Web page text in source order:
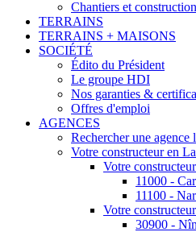
Chantiers et
TERRAINS
TERRAINS + MAISONS
SOCIÉTÉ
Édito du Président
Le groupe HDI
Nos garanties &
Offres d'emploi
AGENCES
Rechercher une agence
Votre constructeur en
Votre
11000 -
11100 -
Votre
30900 -